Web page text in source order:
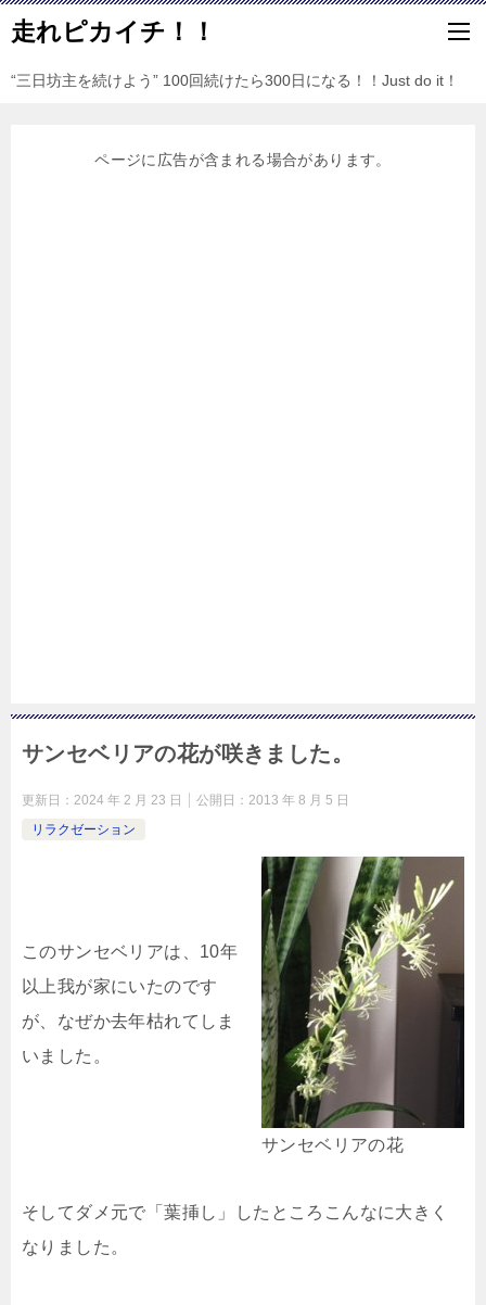
走れピカイチ！！
“三日坊主を続けよう” 100回続けたら300日になる！！Just do it！
ページに広告が含まれる場合があります。
サンセベリアの花が咲きました。
更新日： 2024 年 2 月 23 日 公開日： 2013 年 8 月 5 日
リラクゼーション
サンセベリアの花
このサンセベリアは、10年
以上我が家にいたのです
が、なぜか去年枯れてしま
いました。
そしてダメ元で「葉挿し」したところこんなに大きく
なりました。